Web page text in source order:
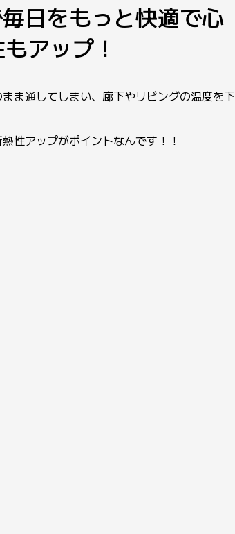
日をもっと快適で心
アップ！
ま通してしまい、廊下やリビングの温度を下
性アップがポイントなんです！！